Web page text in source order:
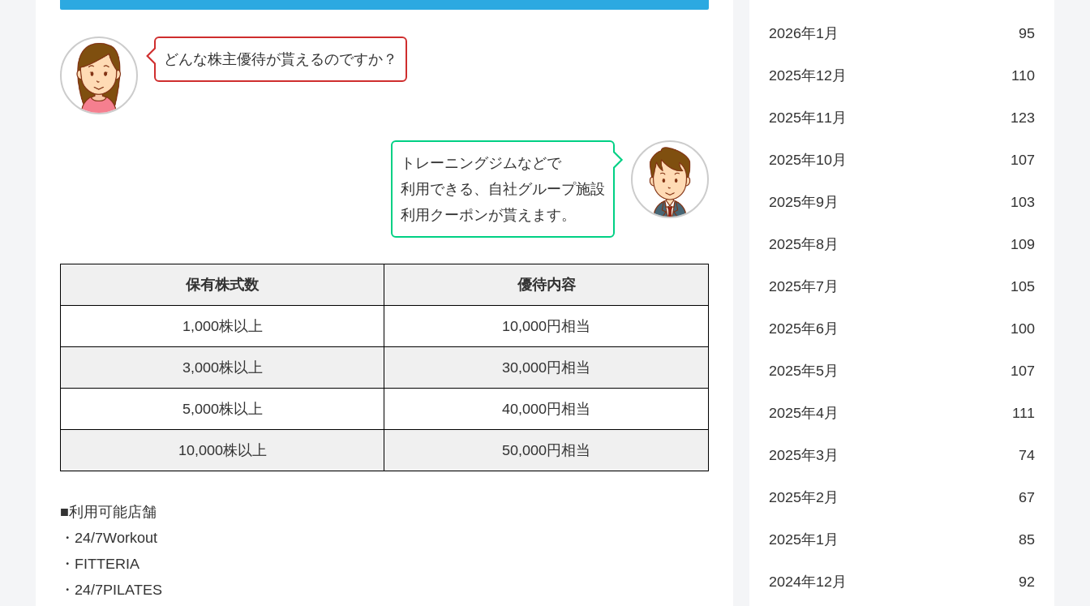
どんな株主優待が貰えるのですか？
トレーニングジムなどで
利用できる、自社グループ施設
利用クーポンが貰えます。
保有株式数 優待内容
1,000株以上 10,000円相当
3,000株以上 30,000円相当
5,000株以上 40,000円相当
10,000株以上 50,000円相当
■利用可能店舗
・24/7Workout
・FITTERIA
・24/7PILATES
2026年1月 95
2025年12月 110
2025年11月 123
2025年10月 107
2025年9月 103
2025年8月 109
2025年7月 105
2025年6月 100
2025年5月 107
2025年4月 111
2025年3月 74
2025年2月 67
2025年1月 85
2024年12月 92